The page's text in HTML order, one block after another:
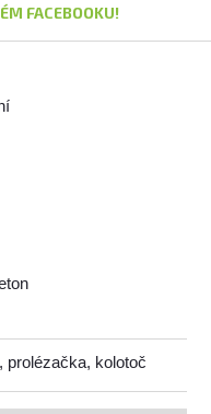
FACEBOOKU!
kolotoč